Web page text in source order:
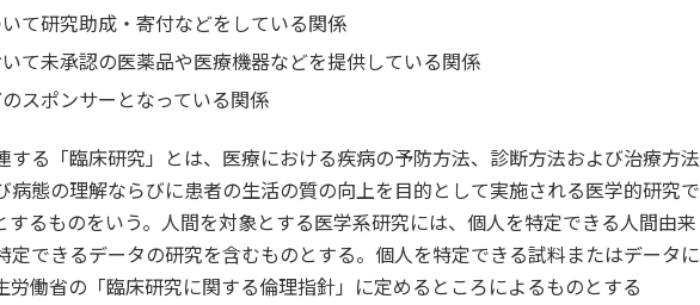
て研究助成・寄付などをしている関係
て未承認の医薬品や医療機器などを提供している関係
スポンサーとなっている関係
する「臨床研究」とは、医療における疾病の予防方法、診断方法および治療方法
病態の理解ならびに患者の生活の質の向上を目的として実施される医学的研究で
するものをいう。人間を対象とする医学系研究には、個人を特定できる人間由来
定できるデータの研究を含むものとする。個人を特定できる試料またはデータに
労働省の「臨床研究に関する倫理指針」に定めるところによるものとする